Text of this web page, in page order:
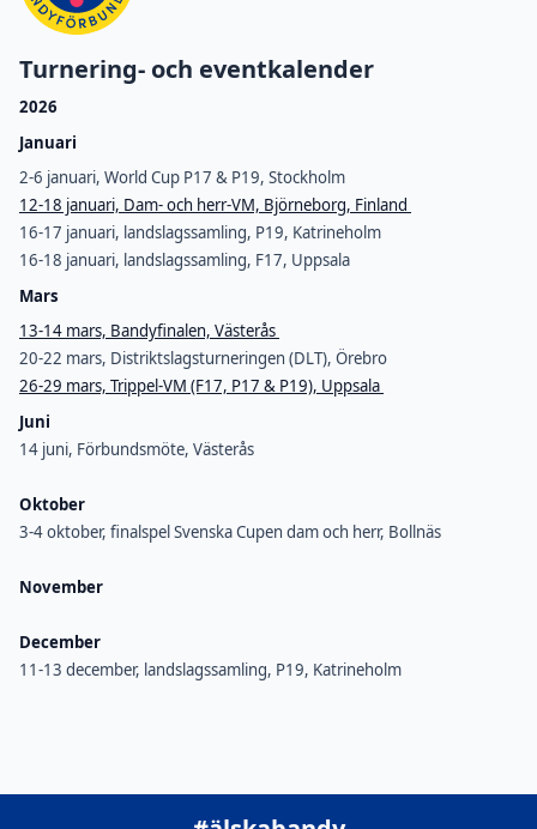
Turnering- och eventkalender
2026
Januari
2-6 januari, World Cup P17 & P19, Stockholm
12-18 januari, Dam- och herr-VM, Björneborg, Finland
16-17 januari, landslagssamling, P19, Katrineholm
16-18 januari, landslagssamling, F17, Uppsala
Mars
13-14 mars, Bandyfinalen, Västerås
20-22 mars, Distriktslagsturneringen (DLT), Örebro
26-29 mars, Trippel-VM (F17, P17 & P19), Uppsala
Juni
14 juni, Förbundsmöte, Västerås
Oktober
3-4 oktober, finalspel Svenska Cupen dam och herr, Bollnäs
November
December
11-13 december, landslagssamling, P19, Katrineholm